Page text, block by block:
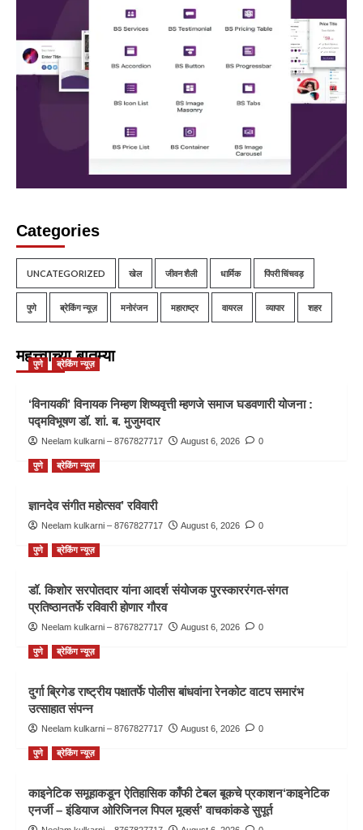
Categories
UNCATEGORIZED खेल जीवन शैली धार्मिक पिंपरी चिंचवड़
पुणे ब्रेकिंग न्यूज़ मनोरंजन महाराष्ट्र वायरल व्यापार शहर
महत्त्वाच्या बातम्या
पुणे ब्रेकिंग न्यूज़
‘विनायकी’ विनायक निम्हण शिष्यवृत्ती म्हणजे समाज घडवणारी योजना :
पद्मविभूषण डॉ. शां. ब. मुजुमदार
Neelam kulkarni – 8767827717 August 6, 2026 0
पुणे ब्रेकिंग न्यूज़
ज्ञानदेव संगीत महोत्सव’ रविवारी
Neelam kulkarni – 8767827717 August 6, 2026 0
पुणे ब्रेकिंग न्यूज़
डॉ. किशोर सरपोतदार यांना आदर्श संयोजक पुरस्काररंगत-संगत
प्रतिष्ठानतर्फे रविवारी होणार गौरव
Neelam kulkarni – 8767827717 August 6, 2026 0
पुणे ब्रेकिंग न्यूज़
दुर्गा ब्रिगेड राष्ट्रीय पक्षातर्फे पोलीस बांधवांना रेनकोट वाटप समारंभ
उत्साहात संपन्न
Neelam kulkarni – 8767827717 August 6, 2026 0
पुणे ब्रेकिंग न्यूज़
काइनेटिक समूहाकडून ऐतिहासिक काँफी टेबल बूकचे प्रकाशन‘काइनेटिक
एनर्जी – इंडियाज ओरिजिनल पिपल मूव्हर्स’ वाचकांकडे सुपूर्त